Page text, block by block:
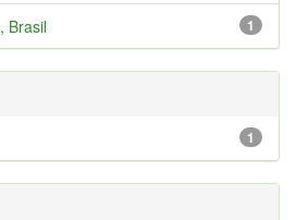
1
Brasil
1